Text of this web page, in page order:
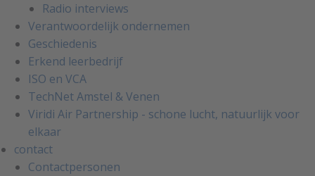
Radio interviews
Verantwoordelijk ondernemen
Geschiedenis
Erkend leerbedrijf
ISO en VCA
TechNet Amstel & Venen
Viridi Air Partnership - schone lucht, natuurlijk voor
elkaar
contact
Contactpersonen